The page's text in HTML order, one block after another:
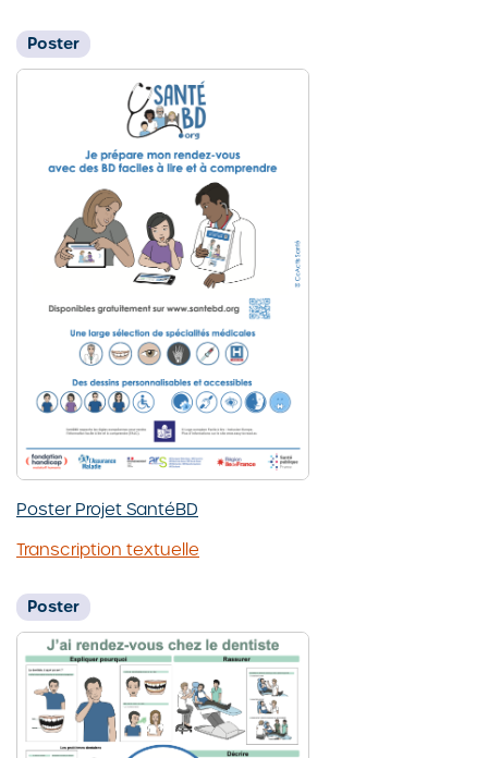
Poster
Poster Projet SantéBD
Transcription textuelle
Poster